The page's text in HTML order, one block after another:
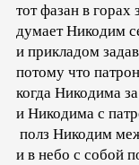
тот фазан в горах
думает Никодим
и прикладом
потому что
когда Никодима
и Никодима с
полз Никодим
и в небо с собой